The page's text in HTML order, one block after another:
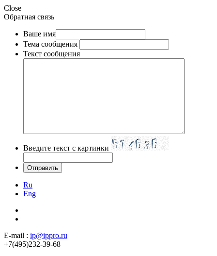
Close
Обратная связь
Ваше имя
Тема сообщения
Текст сообщения
Введите текст с картинки
Ru
Eng
E-mail : ip@ippro.ru
+7(495)232-39-68